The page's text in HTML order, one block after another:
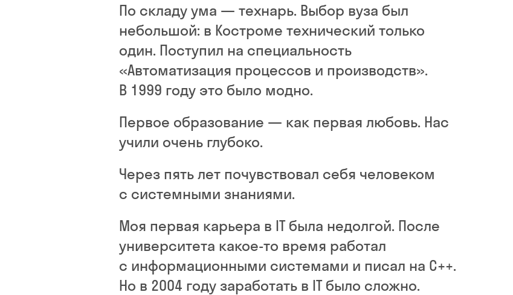
По складу ума — технарь. Выбор вуза был
небольшой: в Костроме технический только
один. Поступил на специальность
«Автоматизация процессов и производств».
В 1999 году это было модно.
Первое образование — как первая любовь. Нас
учили очень глубоко.
Через пять лет почувствовал себя человеком
с системными знаниями.
Моя первая карьера в IT была недолгой. После
университета какое-то время работал
с информационными системами и писал на C++.
Но в 2004 году заработать в IT было сложно.